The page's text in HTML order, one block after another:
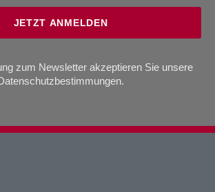
JETZT ANMELDEN
zum Newsletter akzeptieren Sie unsere
.